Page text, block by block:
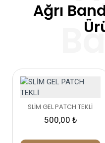
Ağrı
SLİM GEL PATCH TEKLİ
500,00 ₺